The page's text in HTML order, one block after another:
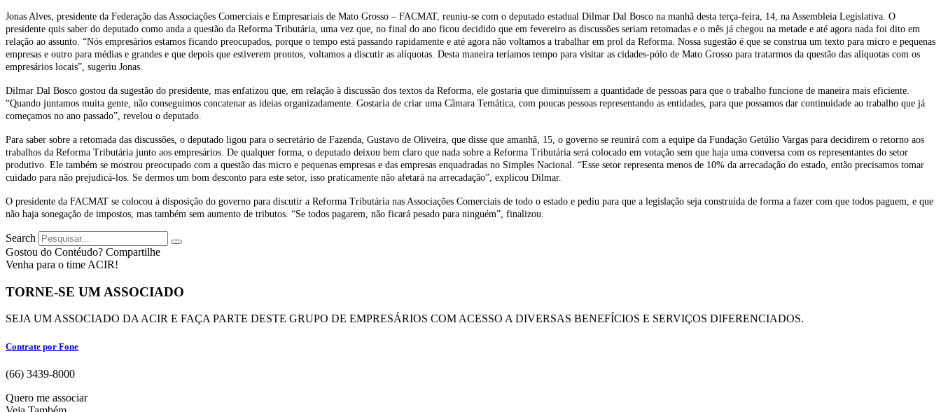
Jonas Alves, presidente da Federação das Associações Comerciais e Empresariais de Mato Grosso – FACMAT, reuniu-se com o deputado estadual Dilmar Dal Bosco na manhã desta terça-feira, 14, na Assembleia Legislativa. O
presidente quis saber do deputado como anda a questão da Reforma Tributária, uma vez que, no final do ano ficou decidido que em fevereiro as discussões seriam retomadas e o mês já chegou na metade e até agora nada foi dito em
relação ao assunto. “Nós empresários estamos ficando preocupados, porque o tempo está passando rapidamente e até agora não voltamos a trabalhar em prol da Reforma. Nossa sugestão é que se construa um texto para micro e pequenas
empresas e outro para médias e grandes e que depois que estiverem prontos, voltamos a discutir as alíquotas. Desta maneira teríamos tempo para visitar as cidades-pólo de Mato Grosso para tratarmos da questão das alíquotas com os
empresários locais”, sugeriu Jonas.
Dilmar Dal Bosco gostou da sugestão do presidente, mas enfatizou que, em relação à discussão dos textos da Reforma, ele gostaria que diminuíssem a quantidade de pessoas para que o trabalho funcione de maneira mais eficiente.
“Quando juntamos muita gente, não conseguimos concatenar as ideias organizadamente. Gostaria de criar uma Câmara Temática, com poucas pessoas representando as entidades, para que possamos dar continuidade ao trabalho que já
começamos no ano passado”, revelou o deputado.
Para saber sobre a retomada das discussões, o deputado ligou para o secretário de Fazenda, Gustavo de Oliveira, que disse que amanhã, 15, o governo se reunirá com a equipe da Fundação Getúlio Vargas para decidirem o retorno aos
trabalhos da Reforma Tributária junto aos empresários. De qualquer forma, o deputado deixou bem claro que nada sobre a Reforma Tributária será colocado em votação sem que haja uma conversa com os representantes do setor
produtivo. Ele também se mostrou preocupado com a questão das micro e pequenas empresas e das empresas enquadradas no Simples Nacional. “Esse setor representa menos de 10% da arrecadação do estado, então precisamos tomar
cuidado para não prejudicá-los. Se dermos um bom desconto para este setor, isso praticamente não afetará na arrecadação”, explicou Dilmar.
O presidente da FACMAT se colocou à disposição do governo para discutir a Reforma Tributária nas Associações Comerciais de todo o estado e pediu para que a legislação seja construída de forma a fazer com que todos paguem, e que
não haja sonegação de impostos, mas também sem aumento de tributos. “Se todos pagarem, não ficará pesado para ninguém”, finalizou.
Search
Gostou do Contéudo? Compartilhe
Venha para o time ACIR!
TORNE-SE UM ASSOCIADO
SEJA UM ASSOCIADO DA ACIR E FAÇA PARTE DESTE GRUPO DE EMPRESÁRIOS COM ACESSO A DIVERSAS BENEFÍCIOS E SERVIÇOS DIFERENCIADOS.
Contrate por Fone
(66) 3439-8000
Quero me associar